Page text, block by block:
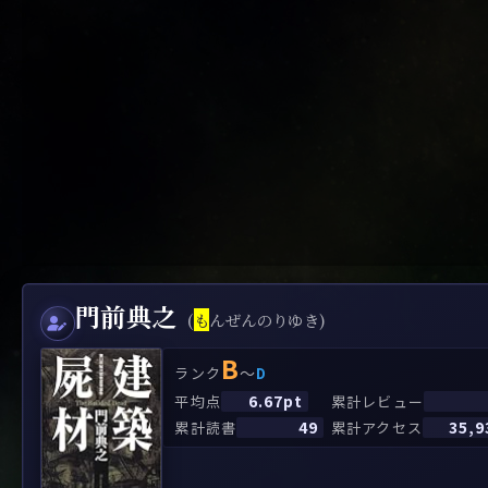
門前典之 (もんぜんのりゆき)
ランク B～D
平均点
6.67pt
累計レビュー
累計読書
49 累計アクセス